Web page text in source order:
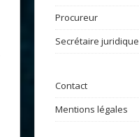
Procureur
Secrétaire juridique
Contact
Mentions légales